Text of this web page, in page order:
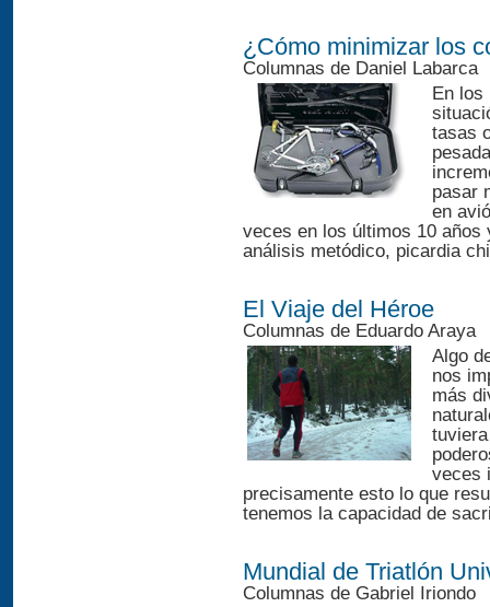
¿Cómo minimizar los
Columnas de Daniel Labarca
En los
tasas
pasar
en
veces en los últimos 10
análisis metódico, picardia
El Viaje del Héroe
Columnas de Eduardo Araya
Algo
nos
más
veces
precisamente esto lo que
tenemos la capacidad de
Mundial de Triatlón
Columnas de Gabriel Iriondo